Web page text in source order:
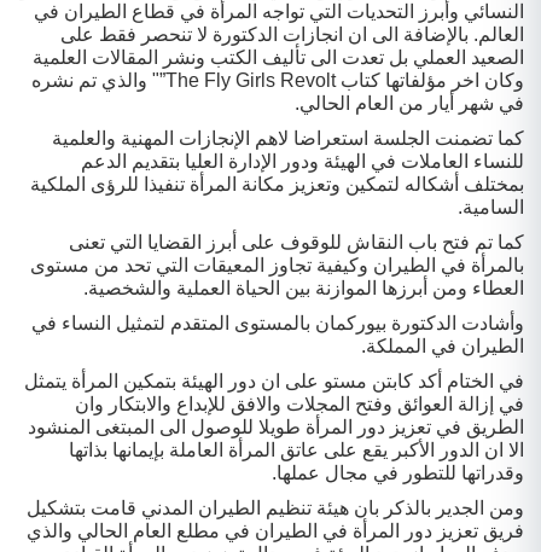
النسائي وأبرز التحديات التي تواجه المرأة في قطاع الطيران في
العالم. بالإضافة الى ان انجازات الدكتورة لا تنحصر فقط على
الصعيد العملي بل تعدت الى تأليف الكتب ونشر المقالات العلمية
وكان اخر مؤلفاتها كتاب The Fly Girls Revolt”" والذي تم نشره
في شهر أيار من العام الحالي.
كما تضمنت الجلسة استعراضا لاهم الإنجازات المهنية والعلمية
للنساء العاملات في الهيئة ودور الإدارة العليا بتقديم الدعم
بمختلف أشكاله لتمكين وتعزيز مكانة المرأة تنفيذا للرؤى الملكية
السامية.
كما تم فتح باب النقاش للوقوف على أبرز القضايا التي تعنى
بالمرأة في الطيران وكيفية تجاوز المعيقات التي تحد من مستوى
العطاء ومن أبرزها الموازنة بين الحياة العملية والشخصية.
وأشادت الدكتورة بيوركمان بالمستوى المتقدم لتمثيل النساء في
الطيران في المملكة.
في الختام أكد كابتن مستو على ان دور الهيئة بتمكين المرأة يتمثل
في إزالة العوائق وفتح المجلات والافق للإبداع والابتكار وان
الطريق في تعزيز دور المرأة طويلا للوصول الى المبتغى المنشود
الا ان الدور الأكبر يقع على عاتق المرأة العاملة بإيمانها بذاتها
وقدراتها للتطور في مجال عملها.
ومن الجدير بالذكر بان هيئة تنظيم الطيران المدني قامت بتشكيل
فريق تعزيز دور المرأة في الطيران في مطلع العام الحالي والذي